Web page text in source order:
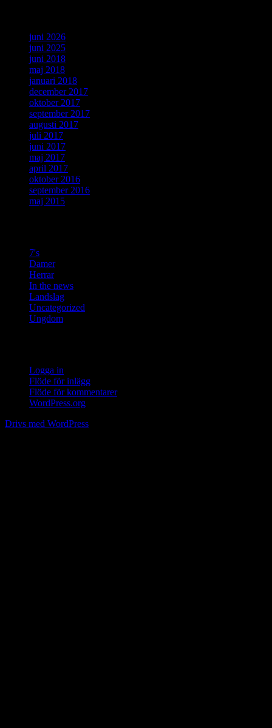
juni 2026
juni 2025
juni 2018
maj 2018
januari 2018
december 2017
oktober 2017
september 2017
augusti 2017
juli 2017
juni 2017
maj 2017
april 2017
oktober 2016
september 2016
maj 2015
7's
Damer
Herrar
In the news
Landslag
Uncategorized
Ungdom
Logga in
Flöde för inlägg
Flöde för kommentarer
WordPress.org
Drivs med WordPress